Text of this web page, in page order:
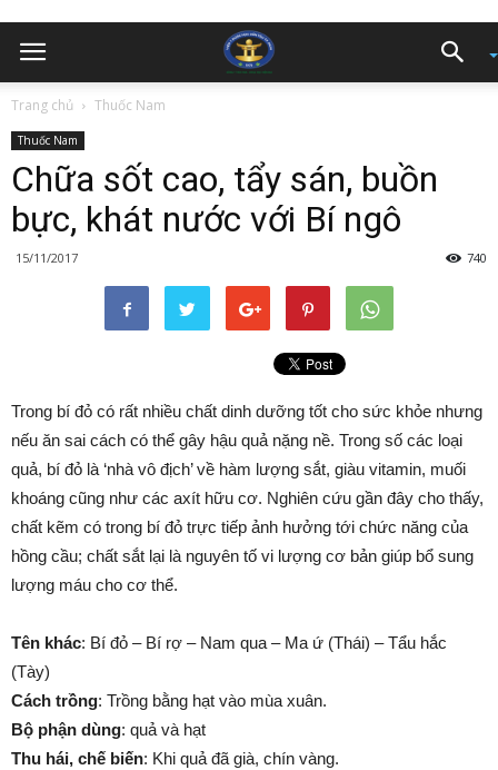
Trang chủ Thuốc Nam
Thuốc Nam
Chữa sốt cao, tẩy sán, buồn
bực, khát nước với Bí ngô
15/11/2017 740
Trong bí đỏ có rất nhiều chất dinh dưỡng tốt cho sức khỏe nhưng
nếu ăn sai cách có thể gây hậu quả nặng nề. Trong số các loại
quả, bí đỏ là ‘nhà vô địch’ về hàm lượng sắt, giàu vitamin, muối
khoáng cũng như các axít hữu cơ. Nghiên cứu gần đây cho thấy,
chất kẽm có trong bí đỏ trực tiếp ảnh hưởng tới chức năng của
hồng cầu; chất sắt lại là nguyên tố vi lượng cơ bản giúp bổ sung
lượng máu cho cơ thể.
Tên khác: Bí đỏ – Bí rợ – Nam qua – Ma ứ (Thái) – Tẩu hắc
(Tày)
Cách trồng: Trồng bằng hạt vào mùa xuân.
Bộ phận dùng: quả và hạt
Thu hái, chế biến: Khi quả đã già, chín vàng.